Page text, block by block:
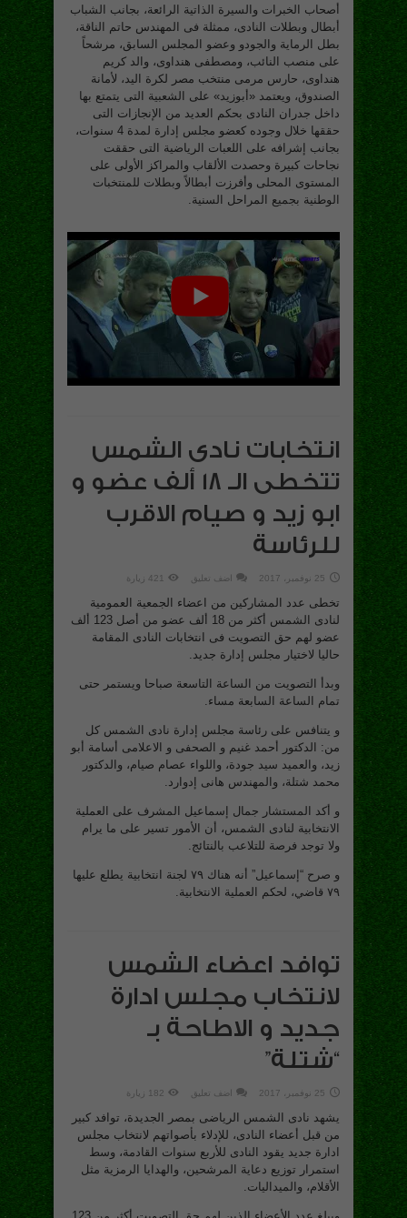
أصحاب الخبرات والسيرة الذاتية الرائعة، بجانب الشباب
أبطال وبطلات النادى، ممثلة فى المهندس حاتم الناقة،
بطل الرماية والجودو وعضو المجلس السابق، مرشحاً
على منصب النائب، ومصطفى هنداوى، والد كريم
هنداوى، حارس مرمى منتخب مصر لكرة اليد، لأمانة
الصندوق، ويعتمد «أبوزيد» على الشعبية التى يتمتع بها
داخل جدران النادى بحكم العديد من الإنجازات التى
حققها خلال وجوده كعضو مجلس إدارة لمدة 4 سنوات،
بجانب إشرافه على اللعبات الرياضية التى حققت
نجاحات كبيرة وحصدت الألقاب والمراكز الأولى على
المستوى المحلى وأفرزت أبطالاً وبطلات للمنتخبات
الوطنية بجميع المراحل السنية.
انتخابات نادى الشمس
تتخطى الـ 18 ألف عضو و
ابو زيد و صيام الاقرب
للرئاسة
25 نوفمبر، 2017 اضف تعليق 421 زيارة
تخطى عدد المشاركين من اعضاء الجمعية العمومية
لنادى الشمس أكثر من 18 ألف عضو من أصل 123 ألف
عضو لهم حق التصويت فى انتخابات النادى المقامة
حاليا لاختيار مجلس إدارة جديد.
وبدأ التصويت من الساعة التاسعة صباحا ويستمر حتى
تمام الساعة السابعة مساء.
و يتنافس على رئاسة مجلس إدارة نادى الشمس كل
من: الدكتور أحمد غنيم و الصحفى و الاعلامى أسامة أبو
زيد، والعميد سيد جودة، واللواء عصام صيام، والدكتور
محمد شتلة، والمهندس هانى إدوارد.
و أكد المستشار جمال إسماعيل المشرف على العملية
الانتخابية لنادى الشمس، أن الأمور تسير على ما يرام
ولا توجد فرصة للتلاعب بالنتائج.
و صرح “إسماعيل” أنه هناك ٧٩ لجنة انتخابية يطلع عليها
٧٩ قاضي، لحكم العملية الانتخابية.
توافد اعضاء الشمس
لانتخاب مجلس ادارة
جديد و الاطاحة بـ
“شتلة”
25 نوفمبر، 2017 اضف تعليق 182 زيارة
يشهد نادى الشمس الرياضى بمصر الجديدة، توافد كبير
من قبل أعضاء النادى، للإدلاء بأصواتهم لانتخاب مجلس
ادارة جديد يقود النادى للأربع سنوات القادمة، وسط
استمرار توزيع دعاية المرشحين، والهدايا الرمزية مثل
الأقلام، والميداليات.